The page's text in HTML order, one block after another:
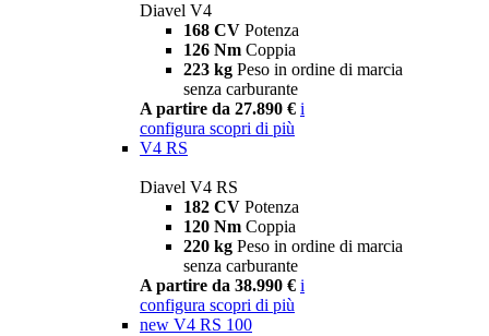
Diavel V4
168 CV Potenza
126 Nm Coppia
223 kg Peso in ordine di marcia
senza carburante
A partire da 27.890 € i
configura scopri di più
V4 RS
Diavel V4 RS
182 CV Potenza
120 Nm Coppia
220 kg Peso in ordine di marcia
senza carburante
A partire da 38.990 € i
configura scopri di più
new V4 RS 100